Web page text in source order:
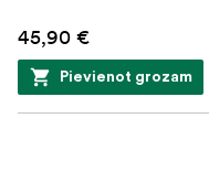
45,90 €
Pievienot grozam